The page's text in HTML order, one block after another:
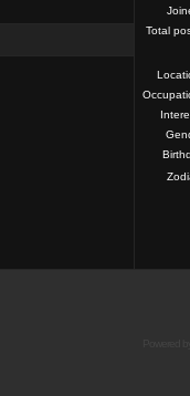
Total